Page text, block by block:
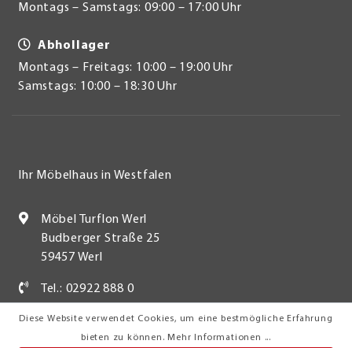
Diese Website verwendet Cookies, um eine bestmögliche Erfahrung
bieten zu können. Mehr Informationen ...
Montags – Samstags: 09:00 – 17:00 Uhr
Abhollager
Montags – Freitags: 10:00 – 19:00 Uhr
Samstags: 10:00 – 18:30 Uhr
Ihr Möbelhaus in Westfalen
Möbel Turflon Werl
Budberger Straße 25
59457 Werl
Tel.: 02922 888 0
Kundenzufriedenheit & Service